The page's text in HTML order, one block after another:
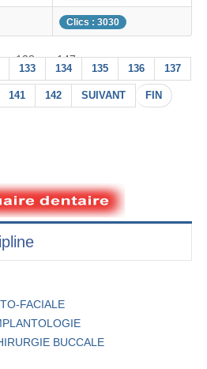
Clics : 3030
138 sur 147
133 134 135 136 137
141 142 SUIVANT FIN
FACIALE
BUCCALE